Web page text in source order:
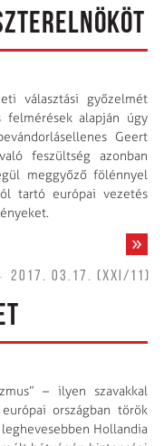
választási győzelmét
felmérések alapján úgy
Geert
feszültség azonban
meggyőző fölénnyel
tartó európai vezetés
2017. 03.17. (XXI/11)
– ilyen szavakkal
országban török
Hollandia